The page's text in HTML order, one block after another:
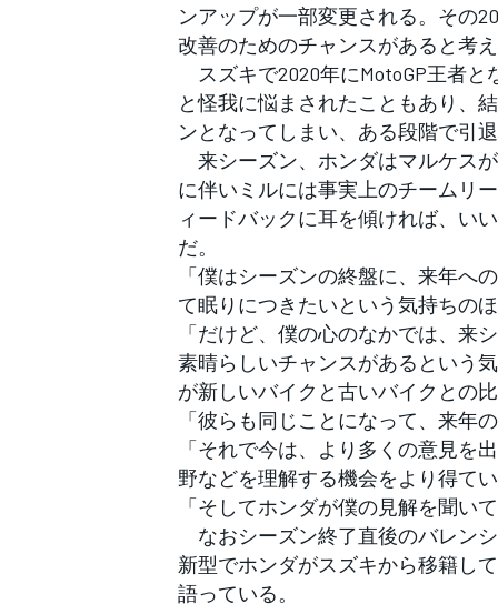
フォーミュラE
ンアップが一部変更される。その
改善のためのチャンスがあると考え
スズキで2020年にMotoGP王者と
と怪我に悩まされたこともあり、
ンとなってしまい、ある段階で引
来シーズン、ホンダはマルケス
に伴いミルには事実上のチームリ
ィードバックに耳を傾ければ、い
だ。
「僕はシーズンの終盤に、来年へ
て眠りにつきたいという気持ちの
「だけど、僕の心のなかでは、来
素晴らしいチャンスがあるという
が新しいバイクと古いバイクとの
「彼らも同じことになって、来年
「それで今は、より多くの意見を
野などを理解する機会をより得て
「そしてホンダが僕の見解を聞い
なおシーズン終了直後のバレン
新型でホンダがスズキから移籍し
語っている。